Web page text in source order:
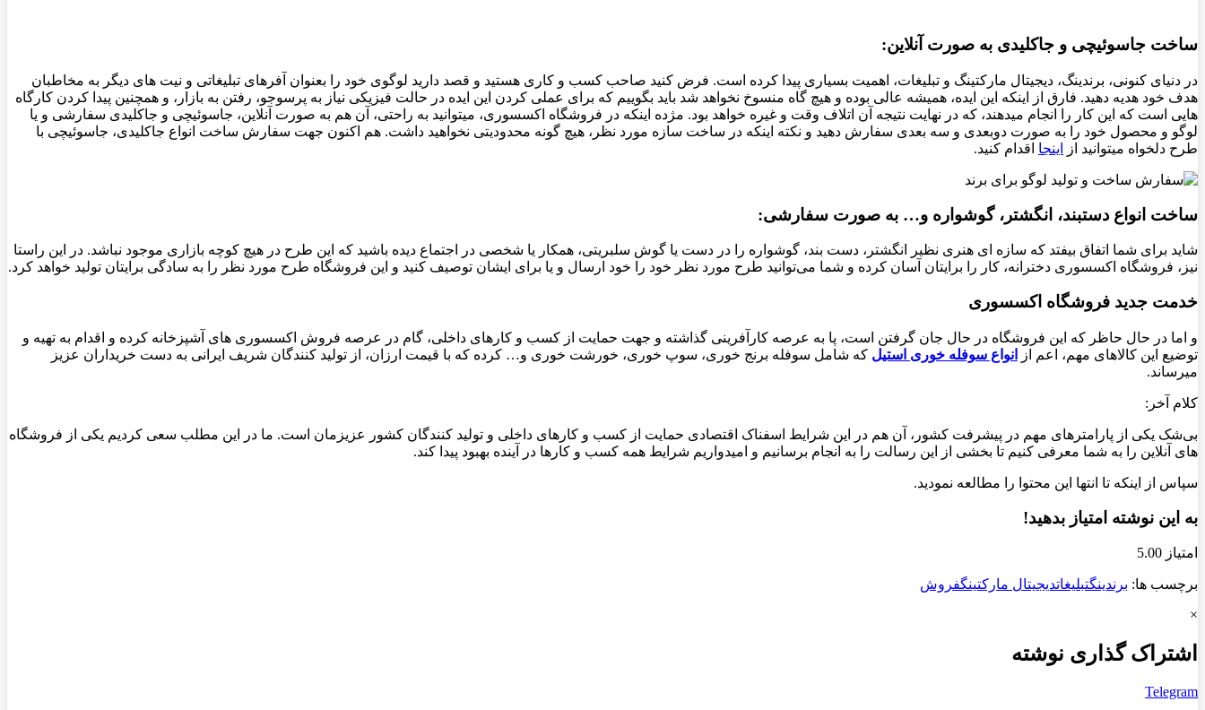
ساخت جاسوئیچی و جاکلیدی به صورت آنلاین:
در دنیای کنونی، برندینگ، دیجیتال مارکتینگ و تبلیغات، اهمیت بسیاری پیدا کرده است. فرض کنید صاحب کسب و کاری هستید و قصد دارید لوگوی خود را بعنوان آفرهای تبلیغاتی و نیت های دیگر به مخاطبان
هدف خود هدیه دهید. فارق از اینکه این ایده، همیشه عالی بوده و هیچ گاه منسوخ نخواهد شد باید بگوییم که برای عملی کردن این ایده در حالت فیزیکی نیاز به پرسوجو، رفتن به بازار، و همچنین پیدا کردن کارگاه
هایی است که این کار را انجام میدهند، که در نهایت نتیجه آن اتلاف وقت و غیره خواهد بود. مژده اینکه در فروشگاه اکسسوری، میتوانید به راحتی، آن هم به صورت آنلاین، جاسوئیچی و جاکلیدی سفارشی و یا
لوگو و محصول خود را به صورت دوبعدی و سه بعدی سفارش دهید و نکته اینکه در ساخت سازه مورد نظر، هیچ گونه محدودیتی نخواهید داشت. هم اکنون جهت سفارش ساخت انواع جاکلیدی، جاسوئیچی با
طرح دلخواه میتوانید از
اینجا اقدام کنید.
ساخت انواع دستبند، انگشتر، گوشواره و… به صورت سفارشی:
شاید برای شما اتفاق بیفتد که سازه ای هنری نظیر انگشتر، دست بند، گوشواره را در دست یا گوش سلبریتی، همکار یا شخصی در اجتماع دیده باشید که این طرح در هیچ کوچه بازاری موجود نباشد. در این راستا
نیز، فروشگاه اکسسوری دخترانه، کار را برایتان آسان کرده و شما می‌توانید طرح مورد نظر خود را خود ارسال و یا برای ایشان توصیف کنید و این فروشگاه طرح مورد نظر را به سادگی برایتان تولید خواهد کرد.
خدمت جدید فروشگاه اکسسوری
و اما در حال حاظر که این فروشگاه در حال جان گرفتن است، پا به عرصه کارآفرینی گذاشته و جهت حمایت از کسب و کارهای داخلی، گام در عرصه فروش اکسسوری های آشپزخانه کرده و اقدام به تهیه و
توضیع این کالاهای مهم، اعم از
انواع سوفله خوری استیل که شامل سوفله برنج خوری، سوپ خوری، خورشت خوری و… کرده که با قیمت ارزان، از تولید کنندگان شریف ایرانی به دست خریداران عزیز
میرساند.
کلام آخر:
بی‌شک یکی از پارامترهای مهم در پیشرفت کشور، آن هم در این شرایط اسفناک اقتصادی حمایت از کسب و کارهای داخلی و تولید کنندگان کشور عزیزمان است. ما در این مطلب سعی کردیم یکی از فروشگاه
های آنلاین را به شما معرفی کنیم تا بخشی از این رسالت را به انجام برسانیم و امیدواریم شرایط همه کسب و کارها در آینده بهبود پیدا کند.
سپاس از اینکه تا انتها این محتوا را مطالعه نمودید.
به این نوشته امتیاز بدهید!
امتیاز 5.00
برچسب ها: برندینگتبلیغاتدیجیتال مارکتینگفروش
×
اشتراک گذاری نوشته
Telegram